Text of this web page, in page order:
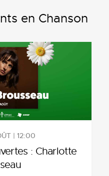
en Chanson
| 12:00
: Charlotte